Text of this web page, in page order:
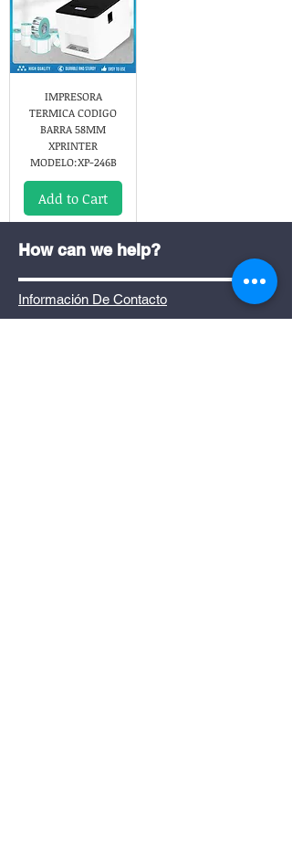
IMPRESORA
TERMICA CODIGO
BARRA 58MM
XPRINTER
MODELO:XP-246B
Add to Cart
How can we help?
Información De Contacto